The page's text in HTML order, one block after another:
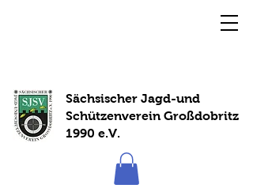
Sächsischer Jagd-und
Schützenverein Großdobritz
1990 e.V.